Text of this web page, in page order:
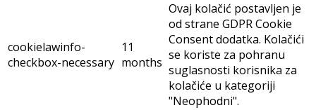
cookielawinfo-
checkbox-necessary
11
months
Ovaj kolačić postavljen je
od strane GDPR Cookie
Consent dodatka. Kolačići
se koriste za pohranu
suglasnosti korisnika za
kolačiće u kategoriji
"Neophodni".